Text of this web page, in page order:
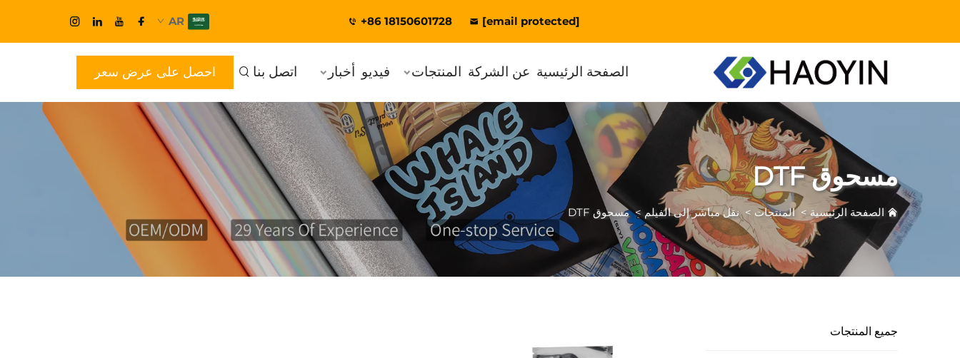
+86 18150601728 [email protected]
AR
الصفحة الرئيسية عن الشركة المنتجات فيديو أخبار اتصل بنا احصل على عرض سعر
مسحوق DTF
الصفحة الرئيسية>المنتجات >نقل مباشر إلى الفيلم >مسحوق DTF
جميع المنتجات